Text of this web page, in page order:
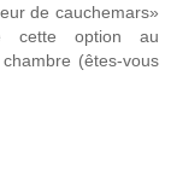
de cauchemars»
cette option au
(êtes-vous